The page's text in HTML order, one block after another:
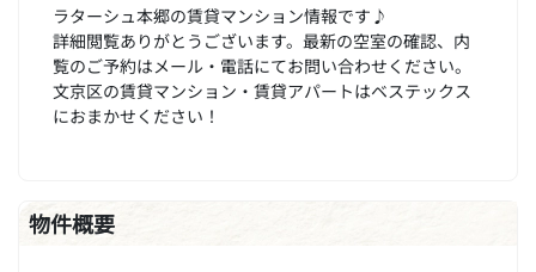
ラターシュ本郷の賃貸マンション情報です♪
詳細閲覧ありがとうございます。最新の空室の確認、内
覧のご予約はメール・電話にてお問い合わせください。
文京区の賃貸マンション・賃貸アパートはベステックス
におまかせください！
物件概要